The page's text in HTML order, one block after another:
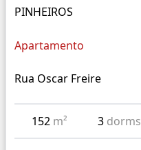
PINHEIROS
Apartamento
Rua Oscar Freire
152 m² 3 dorms